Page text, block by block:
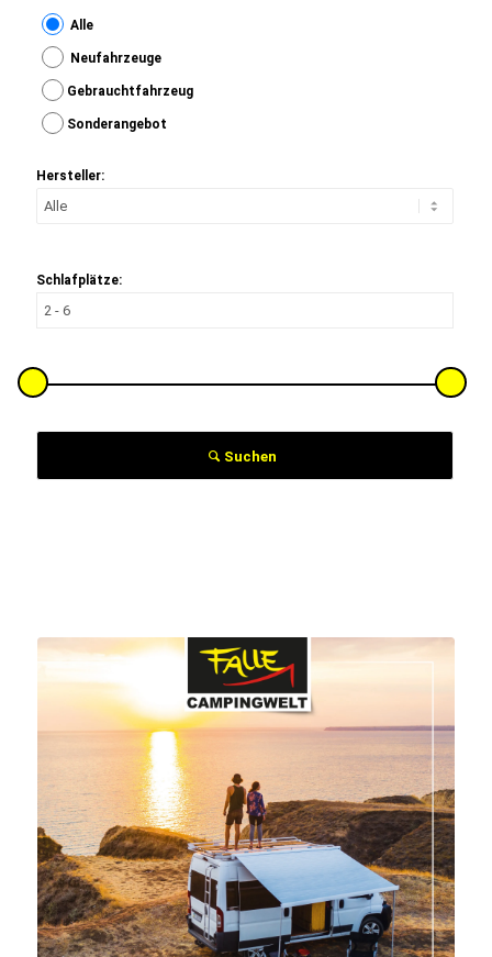
Alle
Neufahrzeuge
Gebrauchtfahrzeug
Sonderangebot
Hersteller:
Schlafplätze:
Suchen